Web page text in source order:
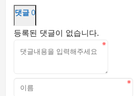
댓글 0
등록된 댓글이 없습니다.